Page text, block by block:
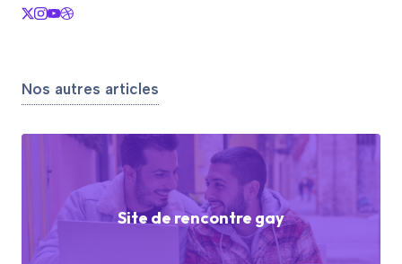
Nos autres articles
Site de rencontre gay